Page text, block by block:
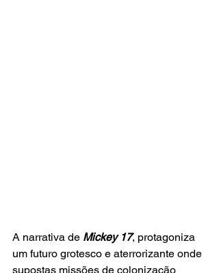
A narrativa de Mickey 17, protagoniza
um futuro grotesco e aterrorizante onde
supostas missões de colonização